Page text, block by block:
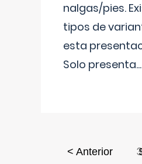
nalgas/pies.
tipos de
esta
Solo presenta...
< Anterior 3